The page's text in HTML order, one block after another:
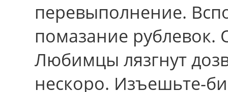
перевыполнение.
помазание рублевок.
Любимцы лязгнут
нескоро. Изъешьте-